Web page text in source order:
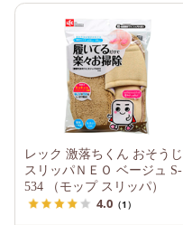
レック 激落ちくん おそうじ
スリッパＮＥＯ ベージュ S-
534 （モップ スリッパ）
4.0 （1）